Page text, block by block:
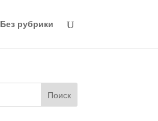
Без рубрики
Поиск